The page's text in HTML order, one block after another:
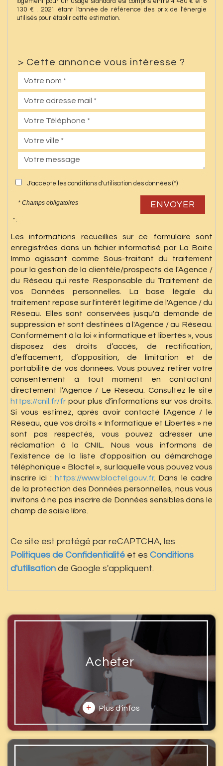
logement pour un usage standard est compris entre 4 480 € et 6
130 € . 2021 étant l'année de référence des prix de l'énergie
utilisés pour établir cette estimation.
> Cette annonce vous intéresse ?
J'accepte les conditions d'utilisation des données (*)
* Champs obligatoires ENVOYER
* :
Les informations recueillies sur ce formulaire sont
enregistrées dans un fichier informatisé par La Boite
Immo agissant comme Sous-traitant du traitement
pour la gestion de la clientèle/prospects de l'Agence /
du Réseau qui reste Responsable du Traitement de
vos Données personnelles. La base légale du
traitement repose sur l'intérêt légitime de l'Agence / du
Réseau. Elles sont conservées jusqu'à demande de
suppression et sont destinées à l'Agence / au Réseau.
Conformément à la loi « informatique et libertés », vous
disposez des droits d’accès, de rectification,
d’effacement, d’opposition, de limitation et de
portabilité de vos données. Vous pouvez retirer votre
consentement à tout moment en contactant
directement l’Agence / Le Réseau. Consultez le site
https://cnil.fr/fr pour plus d’informations sur vos droits.
Si vous estimez, après avoir contacté l'Agence / le
Réseau, que vos droits « Informatique et Libertés » ne
sont pas respectés, vous pouvez adresser une
réclamation à la CNIL. Nous vous informons de
l’existence de la liste d'opposition au démarchage
téléphonique « Bloctel », sur laquelle vous pouvez vous
inscrire ici : https://www.bloctel.gouv.fr. Dans le cadre
de la protection des Données personnelles, nous vous
invitons à ne pas inscrire de Données sensibles dans le
champ de saisie libre.
Ce site est protégé par reCAPTCHA, les
Politiques de Confidentialité et es Conditions
d'utilisation de Google s'appliquent.
Acheter
+ Plus d'infos